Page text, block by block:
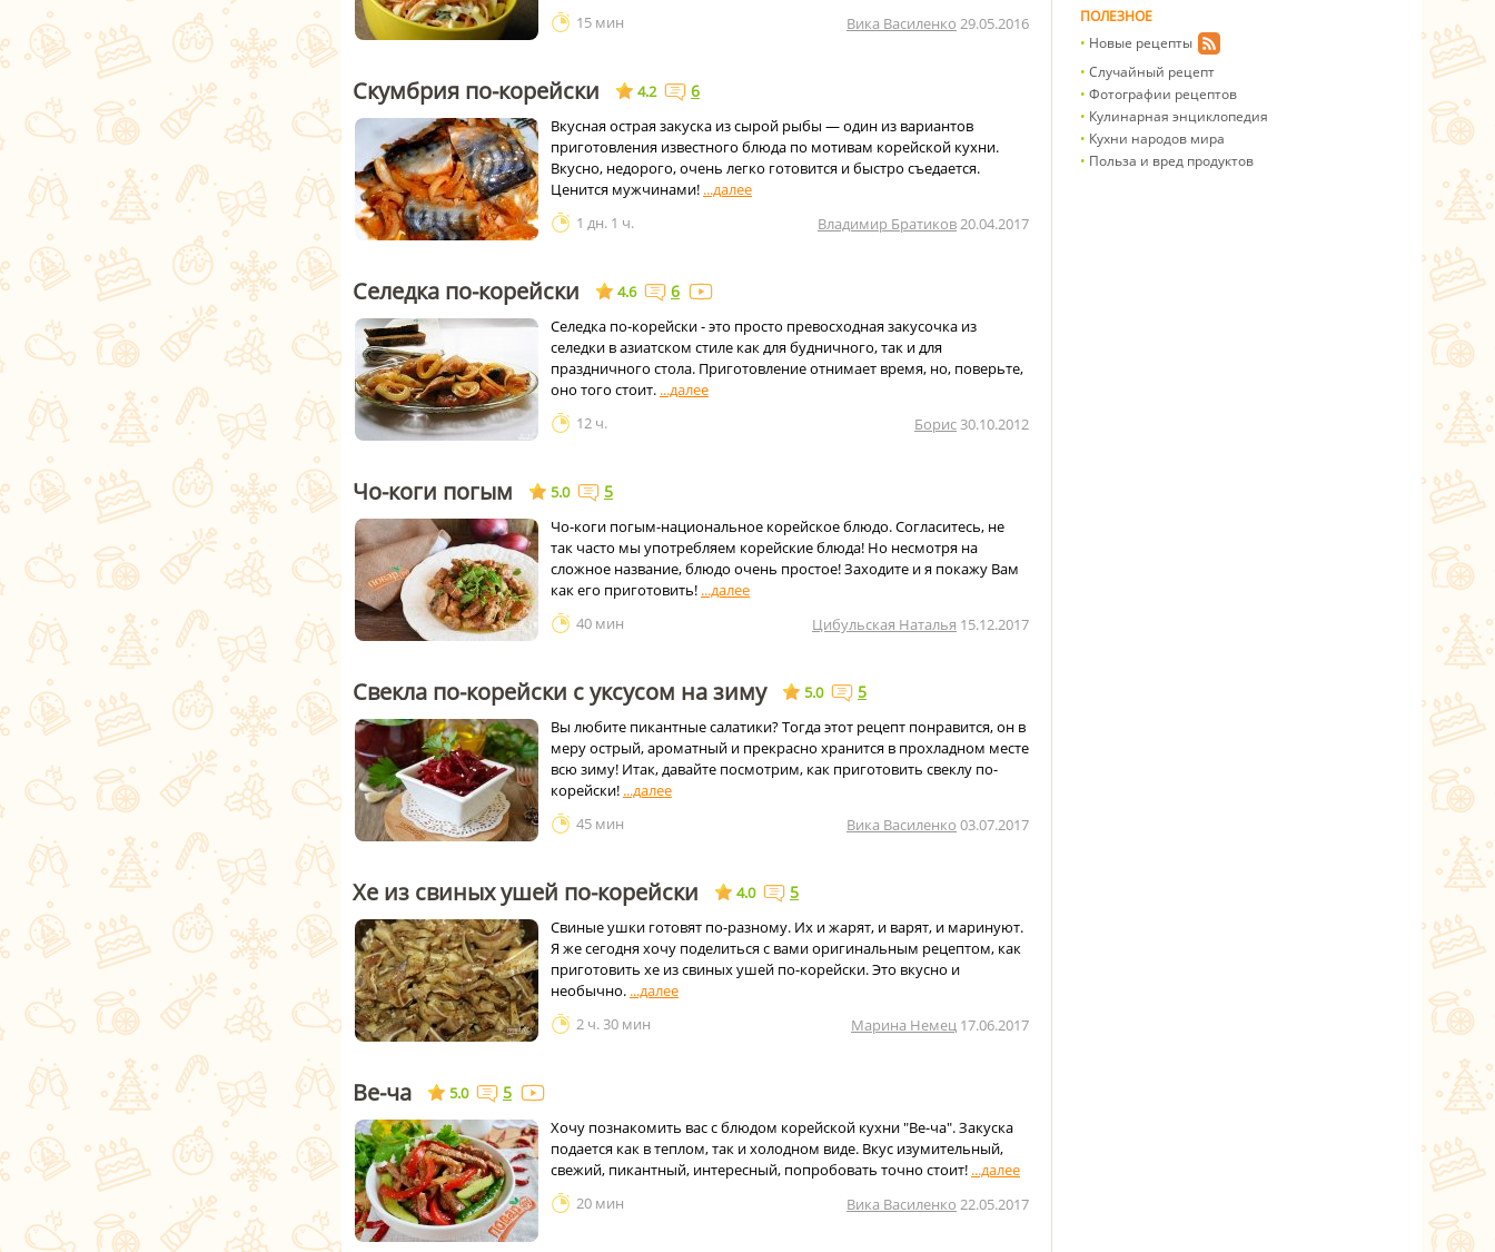
15 мин
Вика Василенко 29.05.2016
Скумбрия по-корейски 4.2 6
Вкусная острая закуска из сырой рыбы — один из вариантов
приготовления известного блюда по мотивам корейской кухни.
Вкусно, недорого, очень легко готовится и быстро съедается.
Ценится мужчинами!
1 дн. 1 ч.
Владимир Братиков20.04.2017
Селедка по-корейски 4.6 6
Селедка по-корейски - это просто превосходная закусочка из
селедки в азиатском стиле как для будничного, так и для
праздничного стола. Приготовление отнимает время, но, поверьте,
оно того стоит.
12 ч.
Борис30.10.2012
Чо-коги погым 5.0 5
Чо-коги погым-национальное корейское блюдо. Согласитесь, не
так часто мы употребляем корейские блюда! Но несмотря на
сложное название, блюдо очень простое! Заходите и я покажу Вам
как его приготовить!
40 мин
Цибульская Наталья 15.12.2017
Свекла по-корейски с уксусом на зиму 5.0 5
Вы любите пикантные салатики? Тогда этот рецепт понравится, он в
меру острый, ароматный и прекрасно хранится в прохладном месте
всю зиму! Итак, давайте посмотрим, как приготовить свеклу по-
корейски!
45 мин
Вика Василенко 03.07.2017
Хе из свиных ушей по-корейски 4.0 5
Свиные ушки готовят по-разному. Их и жарят, и варят, и маринуют.
Я же сегодня хочу поделиться с вами оригинальным рецептом, как
приготовить хе из свиных ушей по-корейски. Это вкусно и
необычно.
2 ч. 30 мин
Марина Немец 17.06.2017
Ве-ча 5.0 5
Хочу познакомить вас с блюдом корейской кухни "Ве-ча". Закуска
подается как в теплом, так и холодном виде. Вкус изумительный,
свежий, пикантный, интересный, попробовать точно стоит!
20 мин
Вика Василенко 22.05.2017
ПОЛЕЗНОЕ
Новые рецепты
Случайный рецепт
Фотографии рецептов
Кулинарная энциклопедия
Кухни народов мира
Польза и вред продуктов